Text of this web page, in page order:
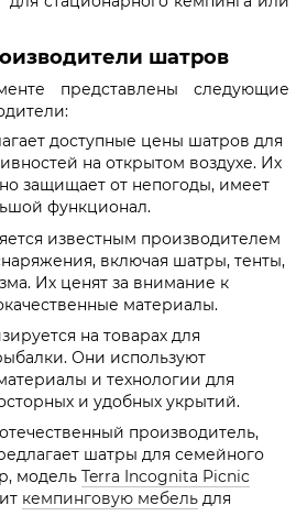
шатров
представлены следующие
доступные цены шатров для
на открытом воздухе. Их
защищает от непогоды, имеет
функционал.
известным производителем
включая шатры, тенты,
Их ценят за внимание к
материалы.
на товарах для
Они используют
и технологии для
и удобных укрытий.
производитель,
шатры для семейного
модель Terra Incognita Picnic
кемпинговую мебель для